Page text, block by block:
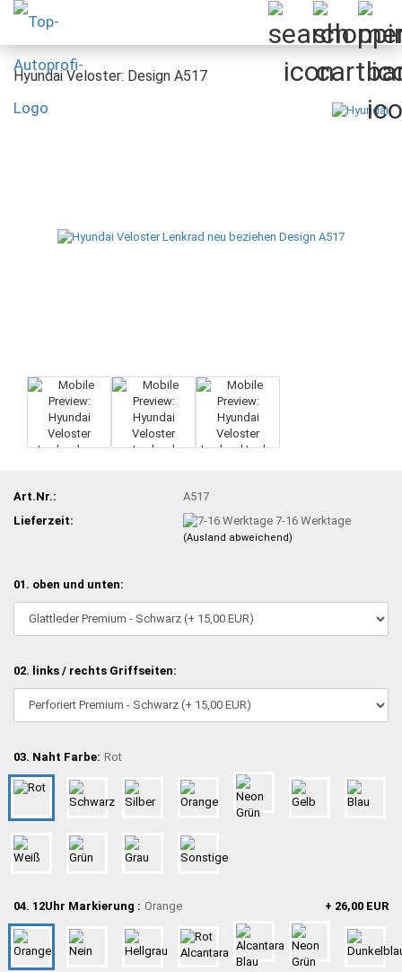
Hyundai Veloster: Design A517
Art.Nr.:
A517
Lieferzeit:
7-16 Werktage
(Ausland abweichend)
01. oben und unten:
02. links / rechts Griffseiten:
03. Naht Farbe: Rot
04. 12Uhr Markierung : Orange + 26,00 EUR